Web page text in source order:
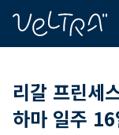
리갈 프린세
하마 일주